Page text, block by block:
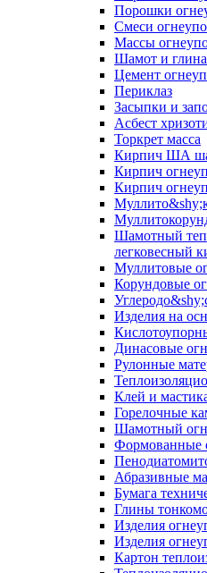
Порошки
Смеси
Массы
Шамот и
Цемент
Периклаз
Засыпки и
Асбест
Торкрет масса
Кирпич ША
Кирпич
Кирпич
Шамотный
легковесный
Муллитовые
Корундовые
Изделия на
Динасовые
Рулонные
Клей и
Горелочные
Шамотный
Формованные
Абразивные
Бумага
Глины
Изделия
Изделия
Картон